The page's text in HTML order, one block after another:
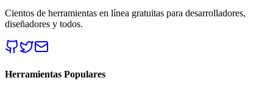
Cientos de herramientas en línea gratuitas para desarrolladores,
diseñadores y todos.
Herramientas Populares